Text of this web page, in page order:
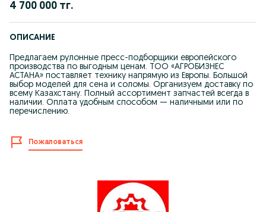
4 700 000 тг.
ОПИСАНИЕ
Предлагаем рулонные пресс-подборщики европейского
производства по выгодным ценам. ТОО «АГРОБИЗНЕС
АСТАНА» поставляет технику напрямую из Европы. Большой
выбор моделей для сена и соломы. Организуем доставку по
всему Казахстану. Полный ассортимент запчастей всегда в
наличии. Оплата удобным способом — наличными или по
перечислению.
Пожаловаться